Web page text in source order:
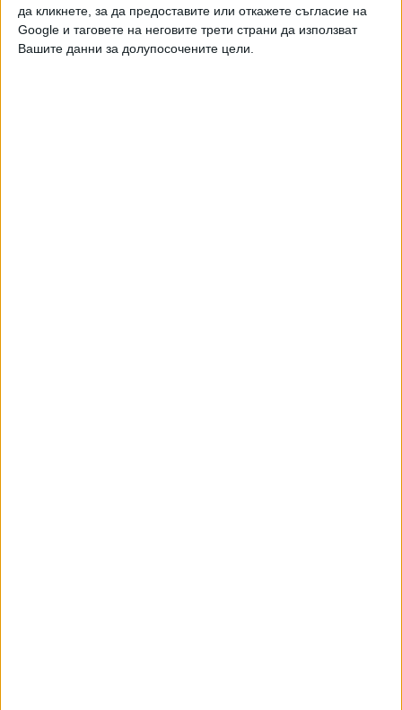
да кликнете, за да предоставите или откажете съгласие на
Google и таговете на неговите трети страни да използват
Вашите данни за долупосочените цели.